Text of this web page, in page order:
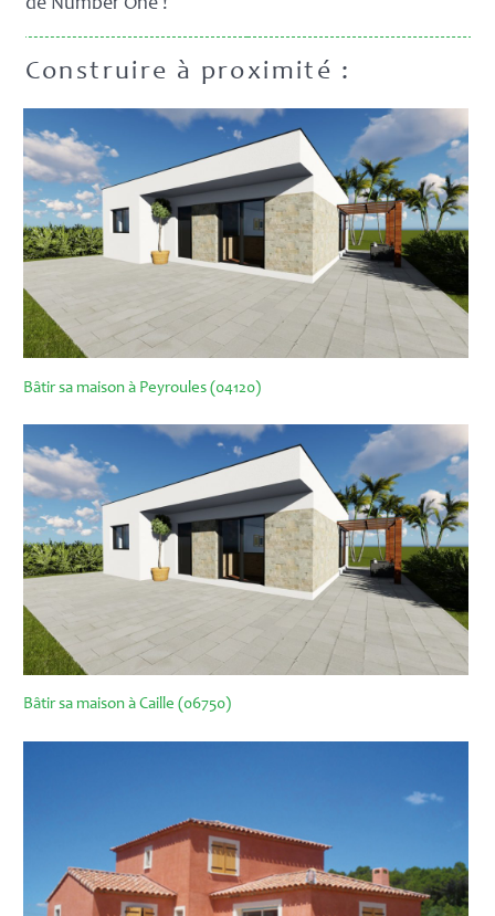
de Number One !
Construire à proximité :
Bâtir sa maison à Peyroules (04120)
Bâtir sa maison à Caille (06750)